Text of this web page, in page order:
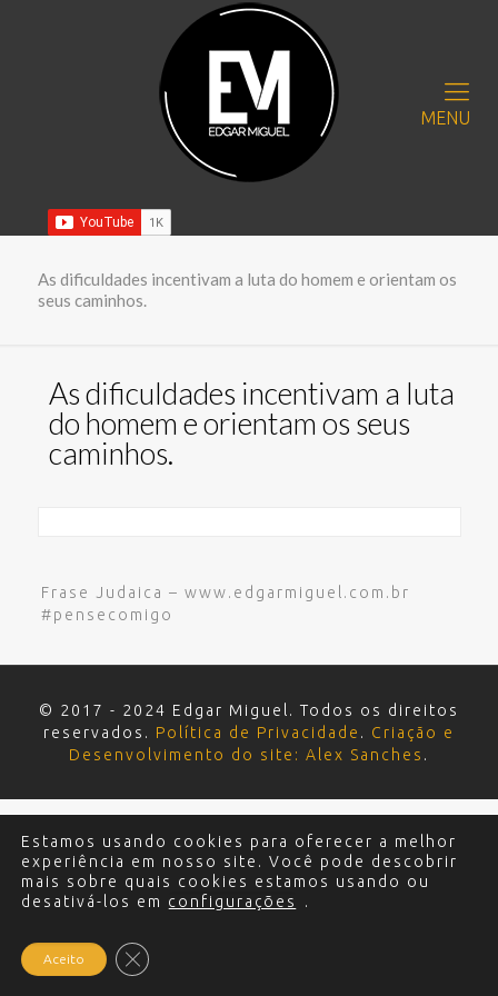
MENU
As dificuldades incentivam a luta do homem e orientam os
seus caminhos.
As dificuldades incentivam a luta
do homem e orientam os seus
caminhos.
Frase Judaica – www.edgarmiguel.com.br
#pensecomigo
© 2017 - 2024 Edgar Miguel. Todos os direitos
reservados. Política de Privacidade . Criação e
Desenvolvimento do site: Alex Sanches .
Estamos usando cookies para oferecer a melhor
experiência em nosso site. Você pode descobrir
mais sobre quais cookies estamos usando ou
desativá-los em configurações .
Aceito Close GDPR Cookie Banner